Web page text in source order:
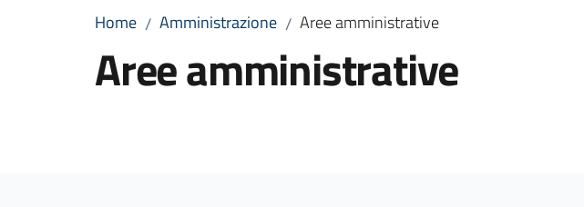
Home / Amministrazione / Aree amministrative
Aree amministrative